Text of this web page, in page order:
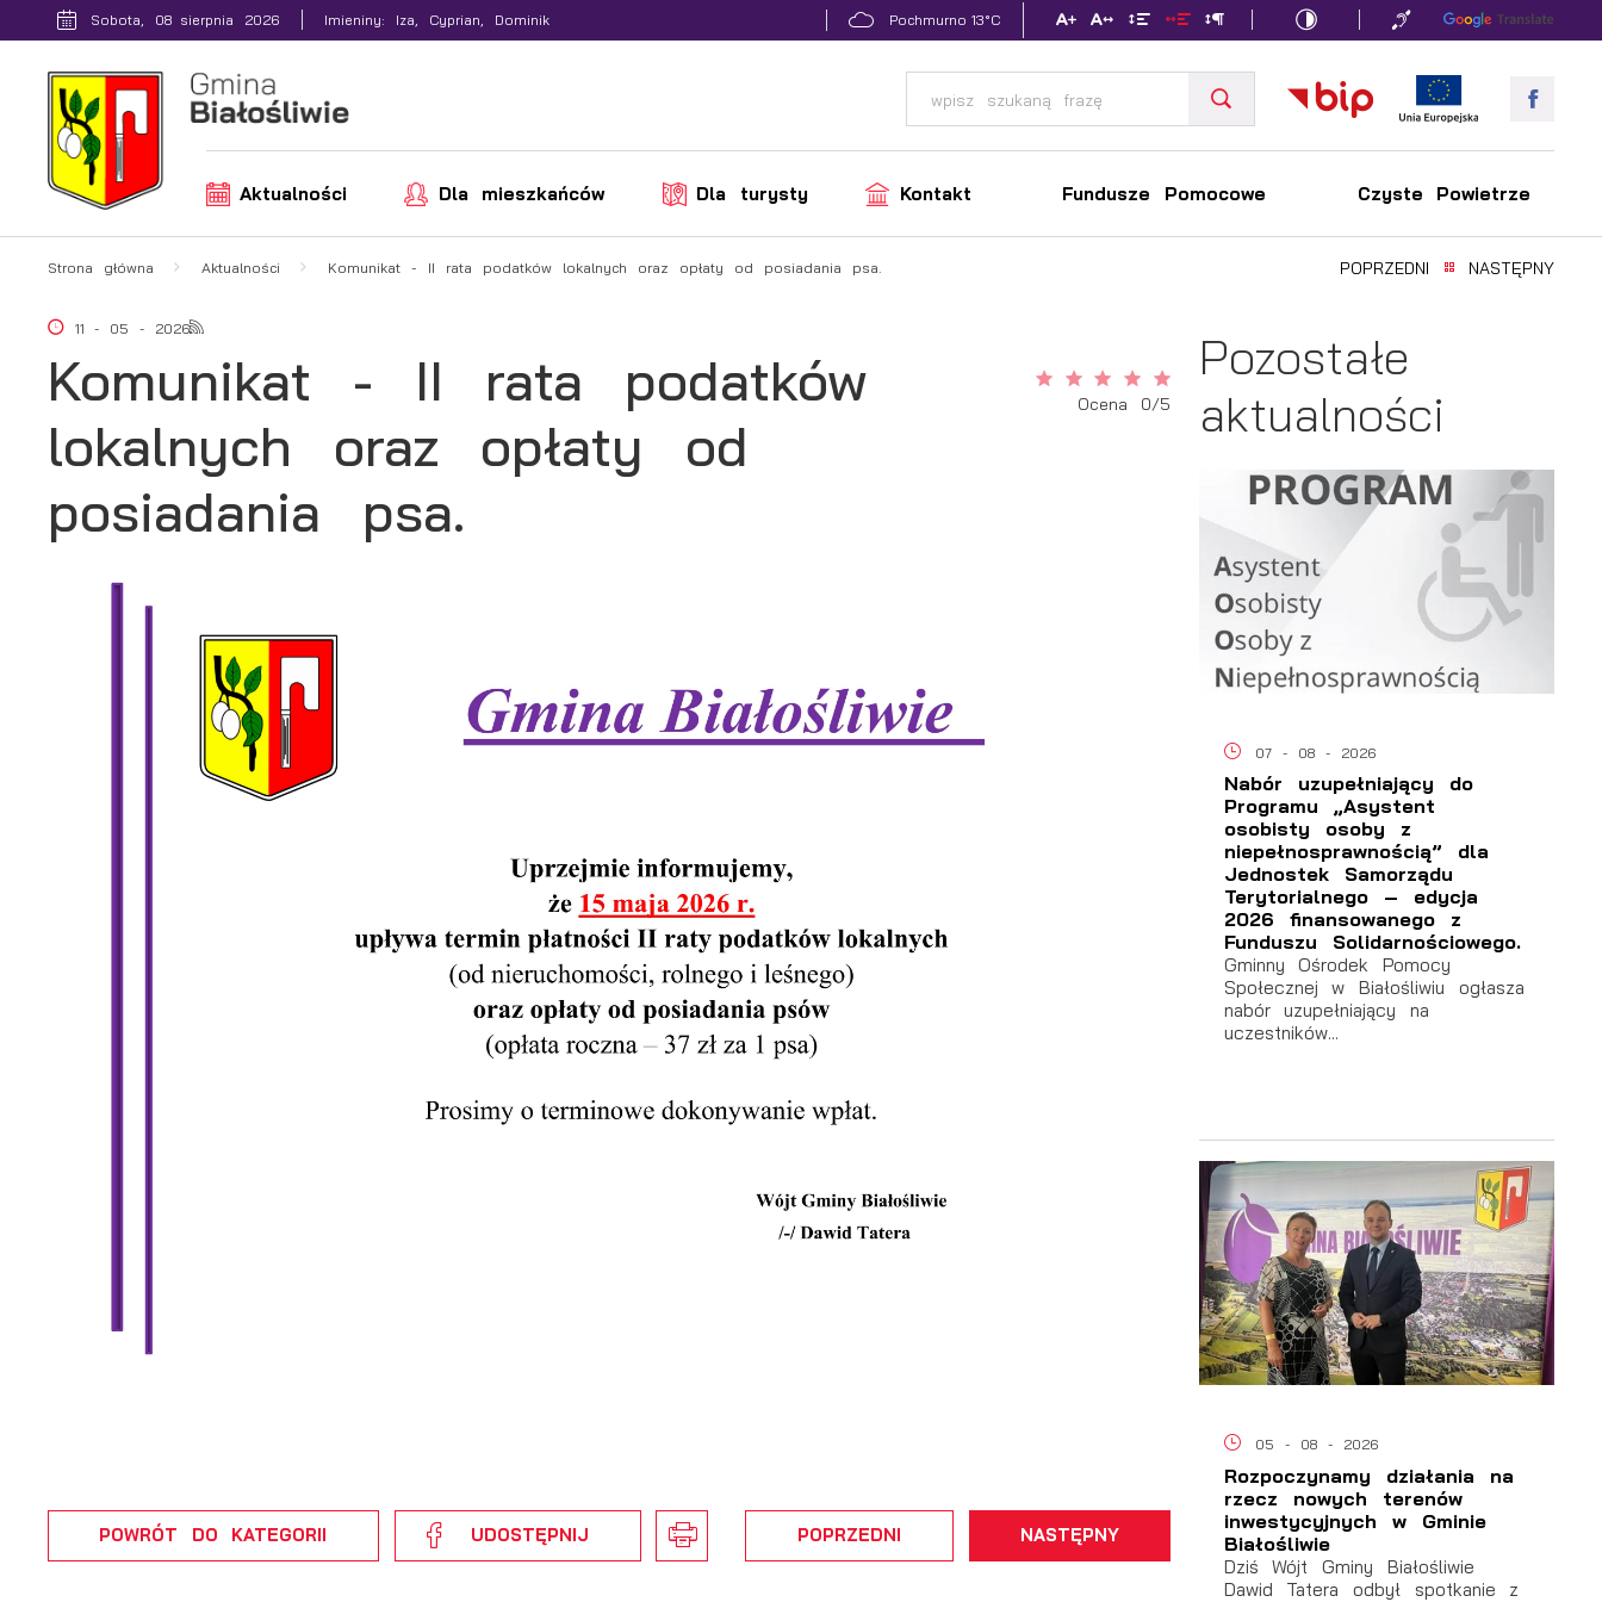
Przejdź do menu.
Przejdź do wyszukiwarki.
Przejdź do treści.
Przejdź do ustawień wielkości czcionki.
Włącz wersję kontrastową strony.
Sobota, 08 sierpnia 2026 Imieniny: Iza, Cyprian, Dominik Pochmurno 13°C
Aktualności Dla mieszkańców Dla turysty Kontakt Fundusze Pomocowe Czyste Powietrze
Strona główna Aktualności Komunikat - II rata podatków lokalnych oraz opłaty od posiadania psa. POPRZEDNI NASTĘPNY
11 - 05 - 2026
Komunikat - II rata podatków
lokalnych oraz opłaty od
posiadania psa.
Ocena 0/5
POWRÓT DO KATEGORII UDOSTĘPNIJ POPRZEDNI NASTĘPNY
Pozostałe
aktualności
07 - 08 - 2026
Nabór uzupełniający do
Programu „Asystent
osobisty osoby z
niepełnosprawnością” dla
Jednostek Samorządu
Terytorialnego – edycja
2026 finansowanego z
Funduszu Solidarnościowego.
Gminny Ośrodek Pomocy
Społecznej w Białośliwiu ogłasza
nabór uzupełniający na
uczestników...
05 - 08 - 2026
Rozpoczynamy działania na
rzecz nowych terenów
inwestycyjnych w Gminie
Białośliwie
Dziś Wójt Gminy Białośliwie
Dawid Tatera odbył spotkanie z
m.in. dostosowania Twoich ustawień preferencji prywatności, logowania czy
wypełniania formularzy. Dzięki plikom cookies strona, z której korzystasz,
może działać bez zakłóceń.
Więcej